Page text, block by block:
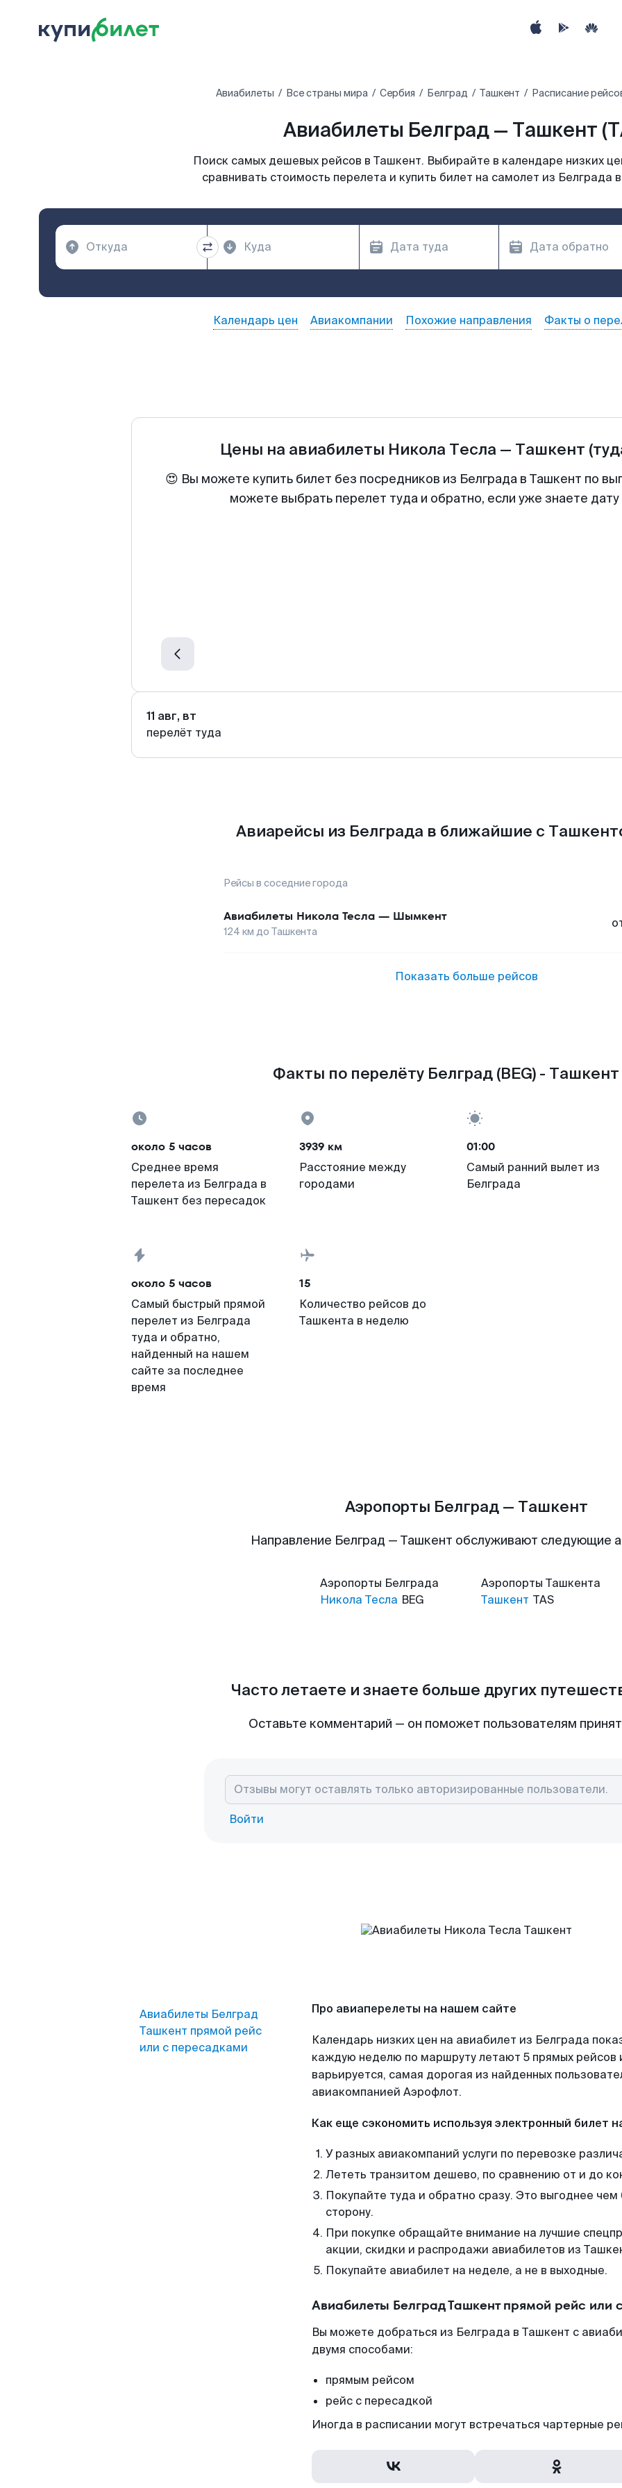
Авиабилеты Все страны мира Сербия Белград Ташкент Расписание
Авиабилеты Белград — Ташкент
Поиск самых дешевых рейсов в Ташкент. Выбирайте в календаре низких
сравнивать стоимость перелета и купить билет на самолет из Белграда
Календарь цен Авиакомпании Похожие направления Факты о
Цены на авиабилеты Никола Тесла — Ташкент
😍 Вы можете купить билет без посредников из Белграда в Ташкент по
можете выбрать перелет туда и обратно, если уже знаете
11 авг, вт
перелёт туда
Авиарейсы из Белграда в ближайшие с
Рейсы в соседние города
Авиабилеты Никола Тесла — Шымкент
124 км до Ташкента
Показать больше рейсов
Факты по перелёту Белград (BEG) - Ташкент
около 5 часов
Среднее время
перелета из Белграда в
Ташкент без пересадок
3939 км
Расстояние между
городами
01:00
Самый ранний вылет из
Белграда
около 5 часов
Самый быстрый прямой
перелет из Белграда
туда и обратно,
найденный на нашем
сайте за последнее
время
15
Количество рейсов до
Ташкента в неделю
Аэропорты Белград — Ташкент
Направление Белград — Ташкент обслуживают следующие
Аэропорты Белграда
Никола Тесла BEG
Аэропорты Ташкента
Ташкент TAS
Часто летаете и знаете больше других
Оставьте комментарий — он поможет пользователям
Войти
Авиабилеты Белград
Ташкент прямой рейс
или с пересадками
Про авиаперелеты на нашем сайте
Календарь низких цен на авиабилет из Белграда
каждую неделю по маршруту летают 5 прямых рейсов
варьируется, самая дорогая из найденных
авиакомпанией Аэрофлот.
Как еще сэкономить используя электронный билет
У разных авиакомпаний услуги по перевозке
Лететь транзитом дешево, по сравнению от и до
Покупайте туда и обратно сразу. Это выгоднее
сторону.
При покупке обращайте внимание на лучшие
акции, скидки и распродажи авиабилетов из
Покупайте авиабилет на неделе, а не в выходные.
Авиабилеты Белград Ташкент прямой рейс или
Вы можете добраться из Белграда в Ташкент с
двумя способами:
прямым рейсом
рейс с пересадкой
Иногда в расписании могут встречаться чартерные